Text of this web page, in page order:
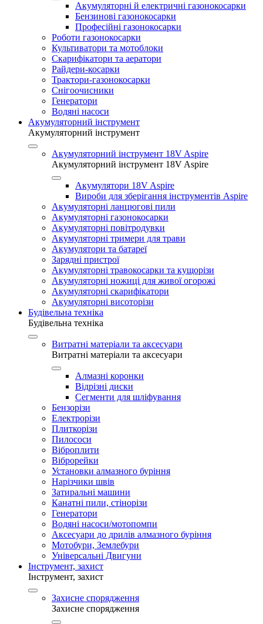
Акумуляторні й електричні газонокосарки
Бензинові газонокосарки
Професійні газонокосарки
Роботи газонокосарки
Культиватори та мотоблоки
Скарифікатори та аератори
Райдери-косарки
Трактори-газонокосарки
Снігоочисники
Генератори
Водяні насоси
Акумуляторний інструмент
Акумуляторний інструмент
Акумуляторний інструмент 18V Aspire
Акумуляторний інструмент 18V Aspire
Акумулятори 18V Aspire
Вироби для зберігання інструментів Aspire
Акумуляторні ланцюгові пили
Акумуляторні газонокосарки
Акумуляторні повітродувки
Акумуляторні тримери для трави
Акумулятори та батареї
Зарядні пристрої
Акумуляторні травокосарки та кущорізи
Акумуляторні ножиці для живої огорожі
Акумуляторні скарифікатори
Акумуляторні висоторізи
Будівельна техніка
Будівельна техніка
Витратні матеріали та аксесуари
Витратні матеріали та аксесуари
Алмазні коронки
Відрізні диски
Сегменти для шліфування
Бензорізи
Електрорізи
Плиткорізи
Пилососи
Віброплити
Віброрейки
Установки алмазного буріння
Нарізчики швів
Затиральні машини
Канатні пили, стінорізи
Генератори
Водяні насоси/мотопомпи
Аксесуари до дрилів алмазного буріння
Мотобури, Землебури
Універсальні Двигуни
Інструмент, захист
Інструмент, захист
Захисне спорядження
Захисне спорядження